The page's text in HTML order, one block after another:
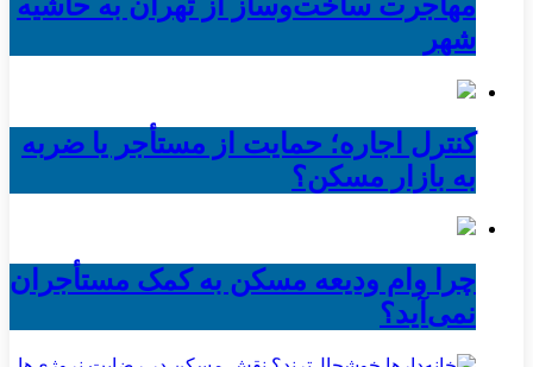
شهر
کنترل اجاره؛ حمایت از مستأجر یا ضربه
به بازار مسکن؟
چرا وام ودیعه مسکن به کمک مستأجران
نمی‌آید؟